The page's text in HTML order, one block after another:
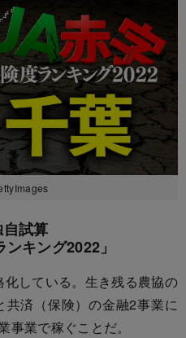
試算
キング2022」
している。生き残る農協の
済（保険）の金融2事業に
事業で稼ぐことだ。